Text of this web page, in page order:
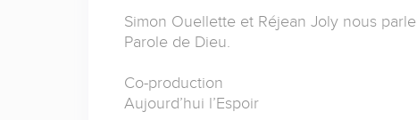
Simon Ouellette et Réjean Joly nous
Parole de Dieu.
Co-production
Aujourd’hui l’Espoir